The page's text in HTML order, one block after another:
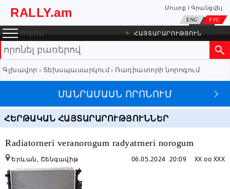
RALLY.am Մուտք Գրանցվել
ENG РУС
menu + ՀԱՅՏԱՐԱՐՈՒԹՅՈՒՆ
Գլխավոր Տեխսպասարկում Ռադիատորի նորոգում
ՄԱՆՐԱՄԱՍՆ ՈՐՈՆՈՒՄ
ՀԵՐԹԱԿԱՆ ՀԱՅՏԱՐԱՐՈՒԹՅՈՒՆՆԵՐ
Radiatorneri veranorogum radyatrneri norogum
XX oo XXX
06.05.2024 20:09
Երևան, Շենգավիթ